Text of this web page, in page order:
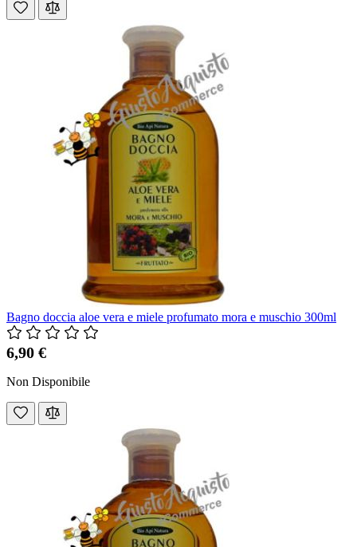
Bagno doccia aloe vera e miele profumato mora e muschio 300ml
6,90 €
Non Disponibile